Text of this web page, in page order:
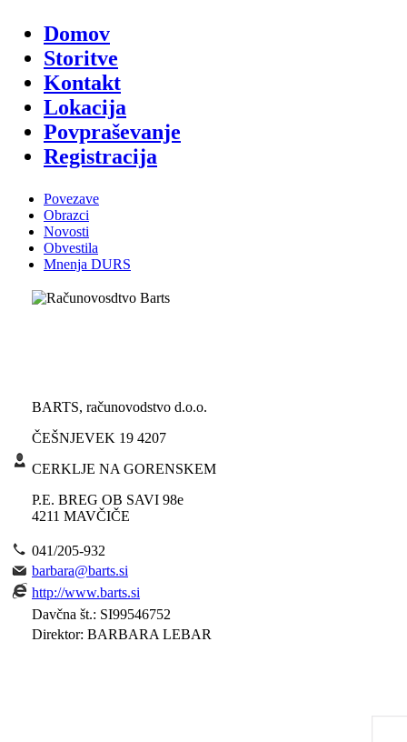
Domov
Storitve
Kontakt
Lokacija
Povpraševanje
Registracija
Povezave
Obrazci
Novosti
Obvestila
Mnenja DURS
BARTS, računovodstvo d.o.o.
ČEŠNJEVEK 19 4207
CERKLJE NA GORENSKEM
P.E. BREG OB SAVI 98e
4211 MAVČIČE
041/205-932
barbara@barts.si
http://www.barts.si
Davčna št.: SI99546752
Direktor: BARBARA LEBAR